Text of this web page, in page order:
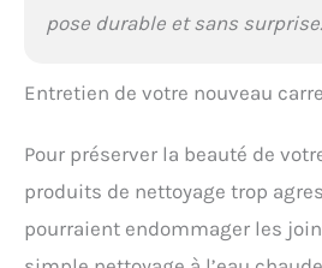
pose durable et sans surprise.
Entretien de votre nouveau
Pour préserver la beauté de
produits de nettoyage trop
pourraient endommager les